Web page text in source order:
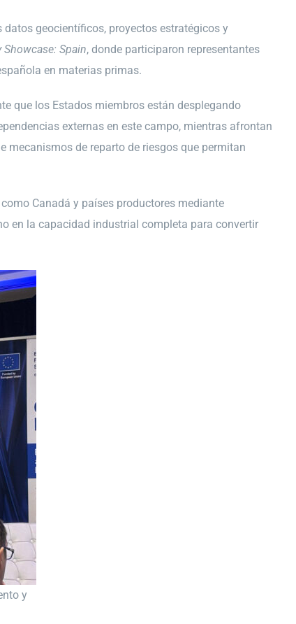
geocientíficos, proyectos estratégicos y
Showcase: Spain, donde participaron representantes
en materias primas.
que los Estados miembros están desplegando
externas en este campo, mientras afrontan
mecanismos de reparto de riesgos que permitan
Canadá y países productores mediante
en la capacidad industrial completa para convertir
y